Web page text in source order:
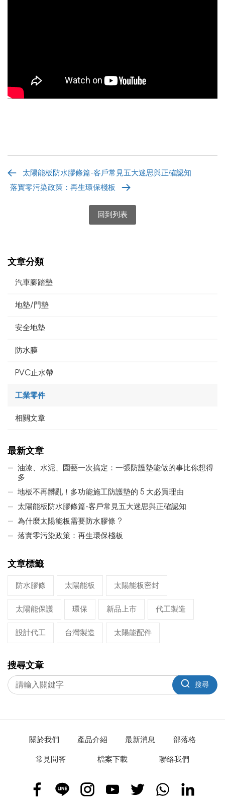
太陽能板防水膠條篇-客戶常見五大迷思與正確認知
落實零污染政策：再生環保棧板
回到列表
文章分類
汽車腳踏墊
地墊/門墊
安全地墊
防水膜
PVC止水帶
工業零件
相關文章
最新文章
油漆、水泥、園藝一次搞定：一張防護墊能做的事比你想得
多
地板不再髒亂！多功能施工防護墊的 5 大必買理由
太陽能板防水膠條篇-客戶常見五大迷思與正確認知
為什麼太陽能板需要防水膠條 ?
落實零污染政策：再生環保棧板
文章標籤
防水膠條 太陽能板 太陽能板密封
太陽能保護 環保 新品上市 代工製造
設計代工 台灣製造 太陽能配件
搜尋文章
搜尋
關於我們 產品介紹 最新消息 部落格
常見問答 檔案下載 聯絡我們